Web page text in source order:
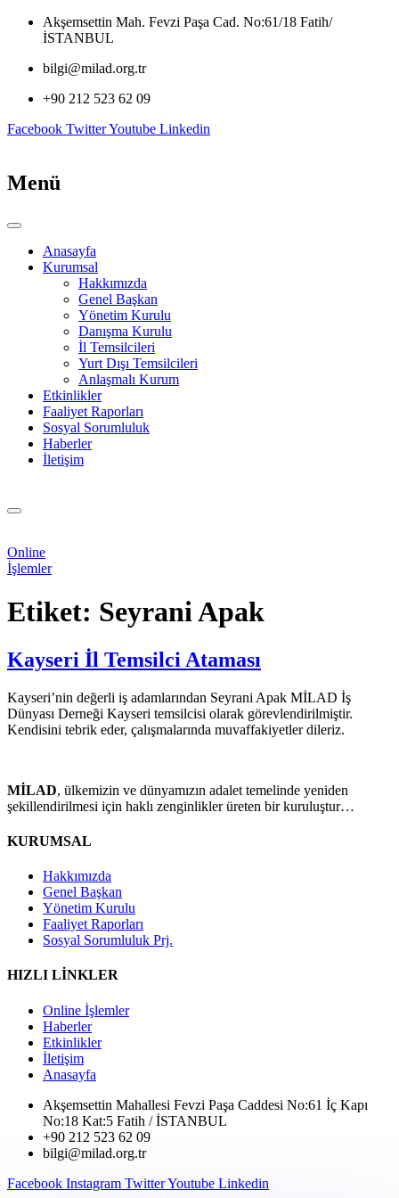
İçeriğe Akşemsettin Mah. Fevzi Paşa Cad. No:61/18 Fatih/
İSTANBUL
bilgi@milad.org.tr
+90 212 523 62 09
Facebook TwitterYoutube Linkedin
Menü
Anasayfa
Kurumsal
Hakkımızda
Genel Başkan
Yönetim Kurulu
Danışma Kurulu
İl Temsilcileri
Yurt Dışı Temsilcileri
Anlaşmalı Kurum
Etkinlikler
Faaliyet Raporları
Sosyal Sorumluluk
Haberler
İletişim
Online
İşlemler
Etiket: Seyrani Apak
Kayseri İl Temsilci Ataması
Kayseri’nin değerli iş adamlarından Seyrani Apak MİLAD İş
Dünyası Derneği Kayseri temsilcisi olarak görevlendirilmiştir.
Kendisini tebrik eder, çalışmalarında muvaffakiyetler dileriz.
MİLAD, ülkemizin ve dünyamızın adalet temelinde yeniden
şekillendirilmesi için haklı zenginlikler üreten bir kuruluştur…
KURUMSAL
Hakkımızda
Genel Başkan
Yönetim Kurulu
Faaliyet Raporları
Sosyal Sorumluluk Prj.
HIZLI LİNKLER
Online İşlemler
Haberler
Etkinlikler
İletişim
Anasayfa
Akşemsettin Mahallesi Fevzi Paşa Caddesi No:61 İç Kapı
No:18 Kat:5 Fatih / İSTANBUL
+90 212 523 62 09
bilgi@milad.org.tr
Facebook Instagram TwitterYoutube Linkedin